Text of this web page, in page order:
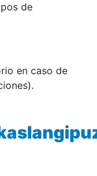
de
en caso de